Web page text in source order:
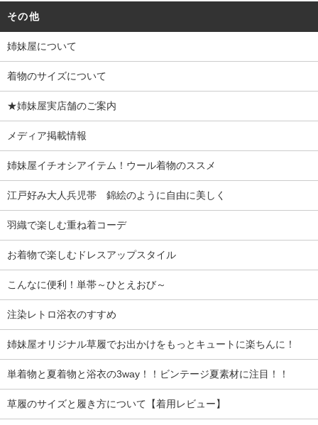
その他
姉妹屋について
着物のサイズについて
★姉妹屋実店舗のご案内
メディア掲載情報
姉妹屋イチオシアイテム！ウール着物のススメ
江戸好み大人兵児帯 錦絵のように自由に美しく
羽織で楽しむ重ね着コーデ
お着物で楽しむドレスアップスタイル
こんなに便利！単帯～ひとえおび～
注染レトロ浴衣のすすめ
姉妹屋オリジナル草履でお出かけをもっとキュートに楽ちんに！
単着物と夏着物と浴衣の3way！！ビンテージ夏素材に注目！！
草履のサイズと履き方について【着用レビュー】